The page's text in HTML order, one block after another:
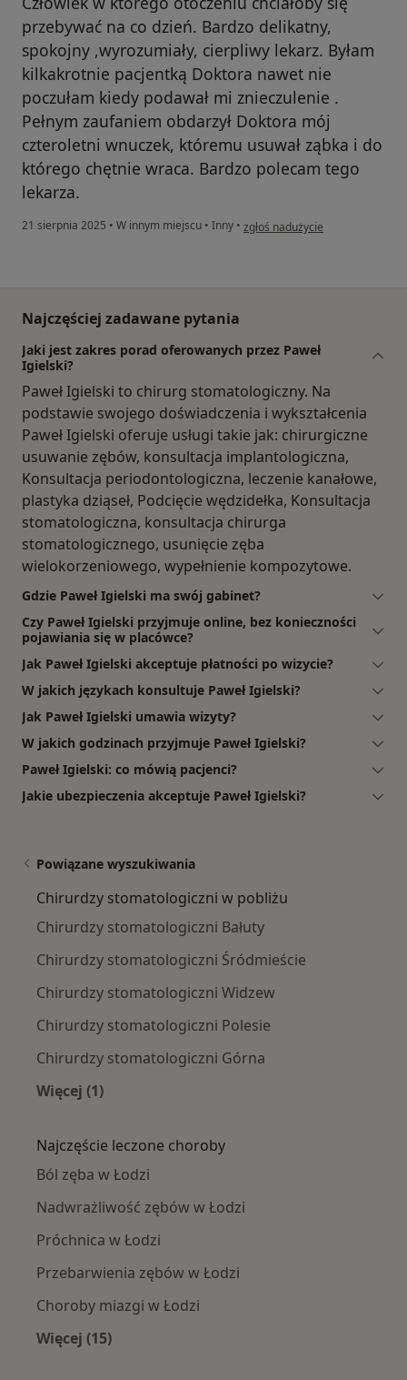
przebywać na co dzień. Bardzo delikatny,
spokojny ,wyrozumiały, cierpliwy lekarz. Byłam
kilkakrotnie pacjentką Doktora nawet nie
poczułam kiedy podawał mi znieczulenie .
Pełnym zaufaniem obdarzył Doktora mój
czteroletni wnuczek, któremu usuwał ząbka i do
którego chętnie wraca. Bardzo polecam tego
lekarza.
21 sierpnia 2025 • W innym miejscu • Inny • w opinii użytkownika Agnieszka
zgłoś nadużycie
Najczęściej zadawane pytania
Jaki jest zakres porad oferowanych przez Paweł
Igielski?
Paweł Igielski to chirurg stomatologiczny. Na
podstawie swojego doświadczenia i wykształcenia
Paweł Igielski oferuje usługi takie jak: chirurgiczne
usuwanie zębów, konsultacja implantologiczna,
Konsultacja periodontologiczna, leczenie kanałowe,
plastyka dziąseł, Podcięcie wędzidełka, Konsultacja
stomatologiczna, konsultacja chirurga
stomatologicznego, usunięcie zęba
wielokorzeniowego, wypełnienie kompozytowe.
Gdzie Paweł Igielski ma swój gabinet?
Czy Paweł Igielski przyjmuje online, bez konieczności
pojawiania się w placówce?
Jak Paweł Igielski akceptuje płatności po wizycie?
W jakich językach konsultuje Paweł Igielski?
Jak Paweł Igielski umawia wizyty?
W jakich godzinach przyjmuje Paweł Igielski?
Paweł Igielski: co mówią pacjenci?
Jakie ubezpieczenia akceptuje Paweł Igielski?
Powiązane wyszukiwania
Chirurdzy stomatologiczni w pobliżu
Chirurdzy stomatologiczni Bałuty
Chirurdzy stomatologiczni Śródmieście
Chirurdzy stomatologiczni Widzew
Chirurdzy stomatologiczni Polesie
Chirurdzy stomatologiczni Górna
Więcej (1)
Najczęście leczone choroby
Ból zęba w Łodzi
Nadwrażliwość zębów w Łodzi
Próchnica w Łodzi
Przebarwienia zębów w Łodzi
Choroby miazgi w Łodzi
Więcej (15)